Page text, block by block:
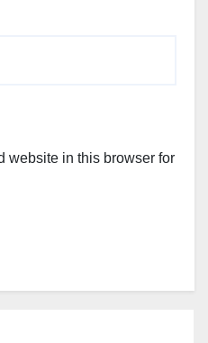
website in this browser for